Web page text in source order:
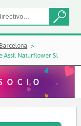
Assil Naturflower Sl